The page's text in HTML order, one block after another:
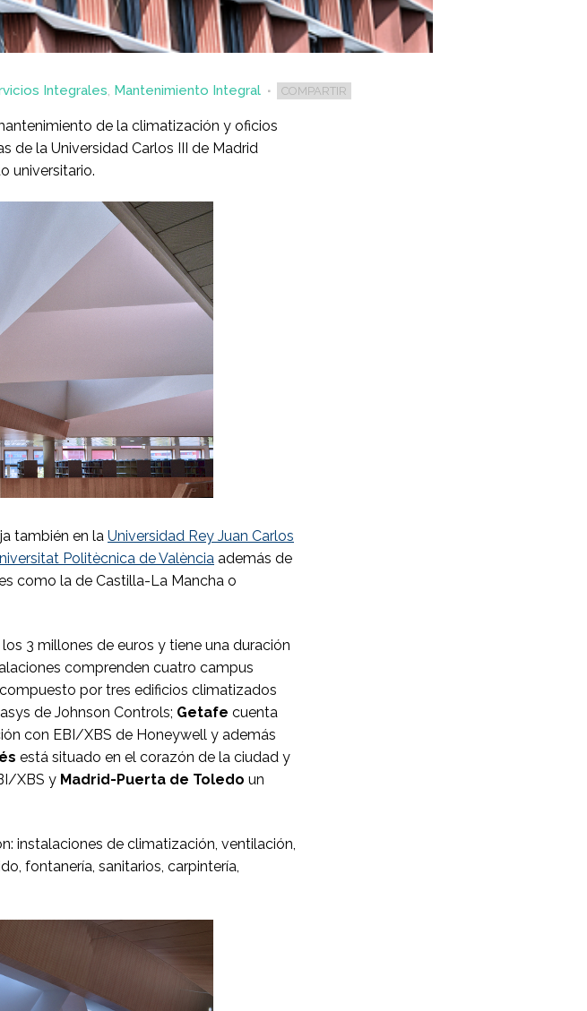
Integrales, Mantenimiento Integral COMPARTIR
de la climatización y oficios
de la Universidad Carlos III de Madrid
universitario.
también en la Universidad Rey Juan Carlos
Politècnica de València además de
como la de Castilla-La Mancha o
3 millones de euros y tiene una duración
comprenden cuatro campus
compuesto por tres edificios climatizados
de Johnson Controls; Getafe cuenta
con EBI/XBS de Honeywell y además
está situado en el corazón de la ciudad y
XBS y Madrid-Puerta de Toledo un
instalaciones de climatización, ventilación,
fontanería, sanitarios, carpintería,